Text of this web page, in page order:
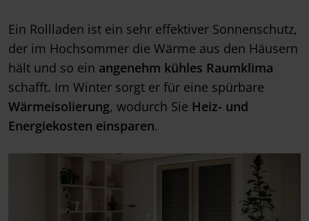
Ein Rollladen ist ein sehr effektiver Sonnenschutz,
der im Hochsommer die Wärme aus den Häusern
hält und so ein angenehm kühles Raumklima
schafft. Im Winter sorgt er für eine spürbare
Wärmeisolierung, wodurch Sie Heiz- und
Energiekosten einsparen.